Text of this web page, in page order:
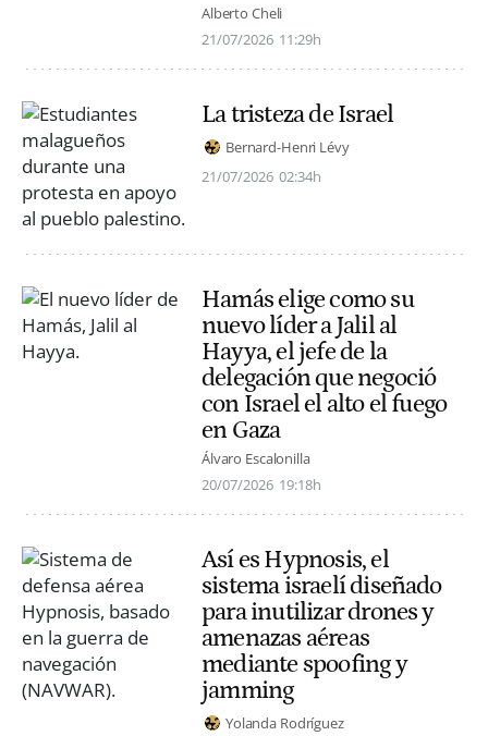
Alberto Cheli
21/07/2026 11:29h
La tristeza de Israel
Bernard-Henri Lévy
21/07/2026 02:34h
Hamás elige como su
nuevo líder a Jalil al
Hayya, el jefe de la
delegación que negoció
con Israel el alto el fuego
en Gaza
Álvaro Escalonilla
20/07/2026 19:18h
Así es Hypnosis, el
sistema israelí diseñado
para inutilizar drones y
amenazas aéreas
mediante spoofing y
jamming
Yolanda Rodríguez